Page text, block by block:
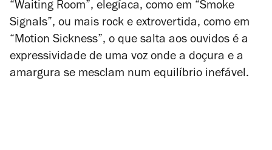
“Waiting Room”, elegíaca, como em “Smoke
Signals”, ou mais rock e extrovertida, como em
“Motion Sickness”, o que salta aos ouvidos é a
expressividade de uma voz onde a doçura e a
amargura se mesclam num equilíbrio inefável.